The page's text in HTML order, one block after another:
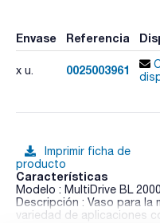
Envase Referencia
x u. 0025003961
Imprimir ficha de
producto
Características
Modelo : MultiDrive BL 2000
Descripción : Vaso para la
variedad de aplicaciones